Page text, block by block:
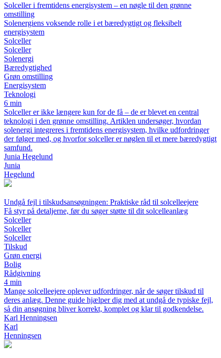
Solceller i fremtidens energisystem – en nøgle til den grønne
omstilling
Solenergiens voksende rolle i et bæredygtigt og fleksibelt
energisystem
Solceller
Solceller
Solenergi
Bæredygtighed
Grøn omstilling
Energisystem
Teknologi
6 min
Solceller er ikke længere kun for de få – de er blevet en central
teknologi i den grønne omstilling. Artiklen undersøger, hvordan
solenergi integreres i fremtidens energisystem, hvilke udfordringer
der følger med, og hvorfor solceller er nøglen til et mere bæredygtigt
samfund.
Junia Hegelund
Junia
Hegelund
Undgå fejl i tilskudsansøgningen: Praktiske råd til solcelleejere
Få styr på detaljerne, før du søger støtte til dit solcelleanlæg
Solceller
Solceller
Solceller
Tilskud
Grøn energi
Bolig
Rådgivning
4 min
Mange solcelleejere oplever udfordringer, når de søger tilskud til
deres anlæg. Denne guide hjælper dig med at undgå de typiske fejl,
så din ansøgning bliver korrekt, komplet og klar til godkendelse.
Karl Henningsen
Karl
Henningsen